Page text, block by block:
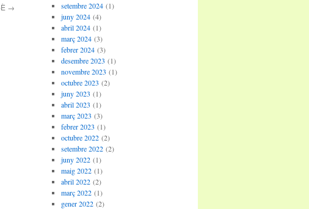
→
setembre 2024(1)
juny 2024(4)
abril 2024(1)
març 2024(3)
febrer 2024(3)
desembre 2023 (1)
novembre 2023 (1)
octubre 2023 (2)
juny 2023 (1)
abril 2023 (1)
març 2023 (3)
febrer 2023 (1)
octubre 2022(2)
setembre 2022(2)
juny 2022(1)
maig 2022(1)
abril 2022(2)
març 2022(1)
gener 2022(2)